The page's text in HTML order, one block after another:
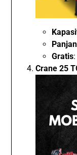
Gratis
Crane 25